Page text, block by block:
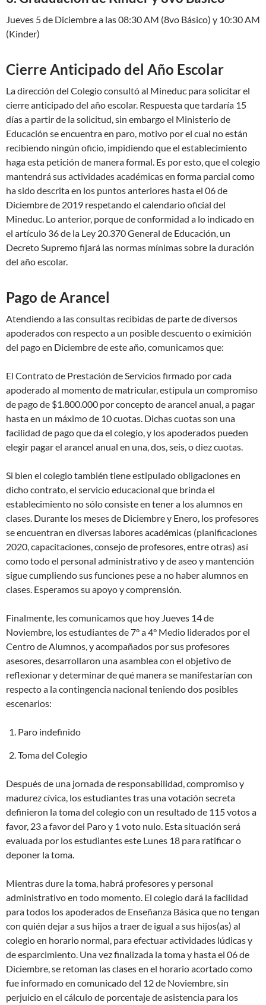
Jueves 5 de Diciembre a las 08:30 AM (8vo Básico) y 10:30 AM
(Kinder)
Cierre Anticipado del Año Escolar
La dirección del Colegio consultó al Mineduc para solicitar el
cierre anticipado del año escolar. Respuesta que tardaría 15
días a partir de la solicitud, sin embargo el Ministerio de
Educación se encuentra en paro, motivo por el cual no están
recibiendo ningún oficio, impidiendo que el establecimiento
haga esta petición de manera formal. Es por esto, que el colegio
mantendrá sus actividades académicas en forma parcial como
ha sido descrita en los puntos anteriores hasta el 06 de
Diciembre de 2019 respetando el calendario oficial del
Mineduc. Lo anterior, porque de conformidad a lo indicado en
el artículo 36 de la Ley 20.370 General de Educación, un
Decreto Supremo fijará las normas mínimas sobre la duración
del año escolar.
Pago de Arancel
Atendiendo a las consultas recibidas de parte de diversos
apoderados con respecto a un posible descuento o eximición
del pago en Diciembre de este año, comunicamos que:
El Contrato de Prestación de Servicios firmado por cada
apoderado al momento de matricular, estipula un compromiso
de pago de $1.800.000 por concepto de arancel anual, a pagar
hasta en un máximo de 10 cuotas. Dichas cuotas son una
facilidad de pago que da el colegio, y los apoderados pueden
elegir pagar el arancel anual en una, dos, seis, o diez cuotas.
Si bien el colegio también tiene estipulado obligaciones en
dicho contrato, el servicio educacional que brinda el
establecimiento no sólo consiste en tener a los alumnos en
clases. Durante los meses de Diciembre y Enero, los profesores
se encuentran en diversas labores académicas (planificaciones
2020, capacitaciones, consejo de profesores, entre otras) así
como todo el personal administrativo y de aseo y mantención
sigue cumpliendo sus funciones pese a no haber alumnos en
clases. Esperamos su apoyo y comprensión.
Finalmente, les comunicamos que hoy Jueves 14 de
Noviembre, los estudiantes de 7° a 4° Medio liderados por el
Centro de Alumnos, y acompañados por sus profesores
asesores, desarrollaron una asamblea con el objetivo de
reflexionar y determinar de qué manera se manifestarían con
respecto a la contingencia nacional teniendo dos posibles
escenarios:
Paro indefinido
Toma del Colegio
Después de una jornada de responsabilidad, compromiso y
madurez cívica, los estudiantes tras una votación secreta
definieron la toma del colegio con un resultado de 115 votos a
favor, 23 a favor del Paro y 1 voto nulo. Esta situación será
evaluada por los estudiantes este Lunes 18 para ratificar o
deponer la toma.
Mientras dure la toma, habrá profesores y personal
administrativo en todo momento. El colegio dará la facilidad
para todos los apoderados de Enseñanza Básica que no tengan
con quién dejar a sus hijos a traer de igual a sus hijos(as) al
colegio en horario normal, para efectuar actividades lúdicas y
de esparcimiento. Una vez finalizada la toma y hasta el 06 de
Diciembre, se retoman las clases en el horario acortado como
fue informado en comunicado del 12 de Noviembre, sin
perjuicio en el cálculo de porcentaje de asistencia para los